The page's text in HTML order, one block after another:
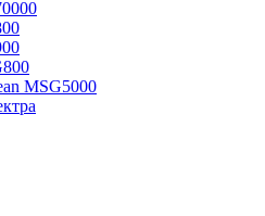
MSG5000